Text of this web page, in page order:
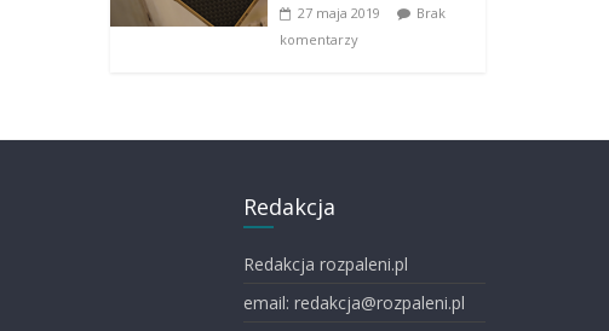
27 maja 2019
Brak
komentarzy
Redakcja
Redakcja rozpaleni.pl
email: redakcja@rozpaleni.pl